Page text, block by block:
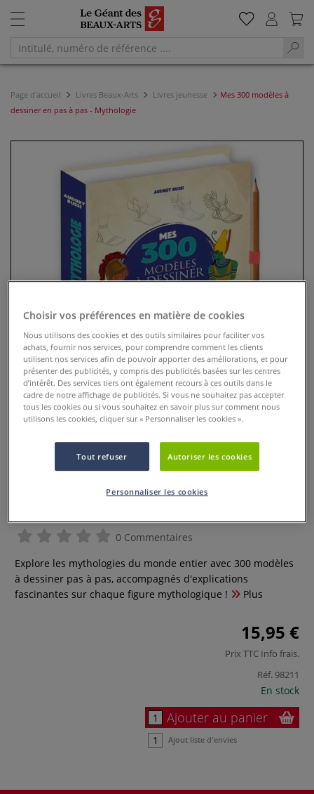
Page d'accueil Livres Beaux-Arts Livres jeunesse
Mes 300 modèles à
dessiner en pas à pas - Mythologie
Mes 300 modèles à dessiner en
0 Commentaires
Explore les mythologies du monde entier avec 300 modèles
à dessiner pas à pas, accompagnés d'explications
fascinantes sur chaque figure mythologique !
Plus
15,95 €
Prix TTC Info frais.
Réf. 98211
En stock
Ajouter au panier
Ajout liste d'envies
Choisir vos préférences en matière de cookies
Nous utilisons des cookies et des outils similaires pour faciliter vos
achats, fournir nos services, pour comprendre comment les clients
utilisent nos services afin de pouvoir apporter des améliorations, et pour
présenter des publicités, y compris des publicités basées sur les centres
d’intérêt. Des services tiers ont également recours à ces outils dans le
cadre de notre affichage de publicités. Si vous ne souhaitez pas accepter
tous les cookies ou si vous souhaitez en savoir plus sur comment nous
utilisons les cookies, cliquer sur « Personnaliser les cookies ».
Tout refuser Autoriser les cookies
Personnaliser les cookies